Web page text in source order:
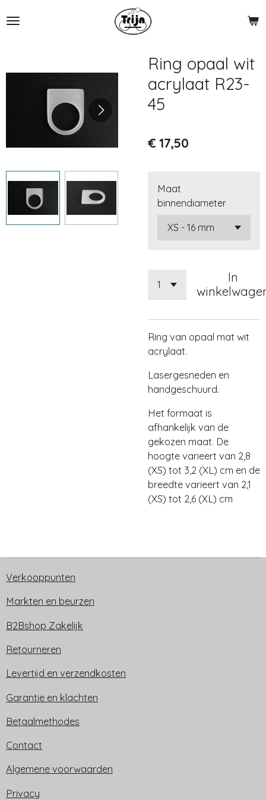
direct
Ring opaal wit
acrylaat R23-
45
€ 17,50
Maat
binnendiameter
In
Ring van opaal mat wit
acrylaat.
Lasergesneden en
handgeschuurd.
Het formaat is
afhankelijk van de
gekozen maat. De
hoogte varieert van 2,8
(XS) tot 3,2 (XL) cm en de
breedte varieert van 2,1
(XS) tot 2,6 (XL) cm
Verkooppunten
Markten en beurzen
B2Bshop Zakelijk
Retourneren
Levertijd en verzendkosten
Garantie en klachten
Betaalmethodes
Contact
Algemene voorwaarden
Privacy